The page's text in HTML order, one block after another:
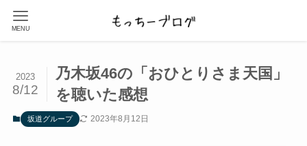
MENU
乃木坂46の「おひとりさま天国」
を聴いた感想
2023
8/12
坂道グループ 2023年8月12日